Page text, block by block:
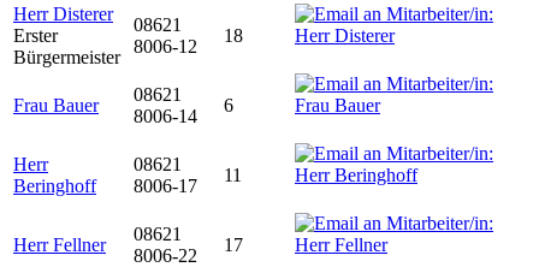
Herr Disterer
Erster
Bürgermeister
08621
8006-12
18
Frau Bauer
08621
8006-14
6
Herr
Beringhoff
08621
8006-17
11
Herr Fellner
08621
8006-22
17